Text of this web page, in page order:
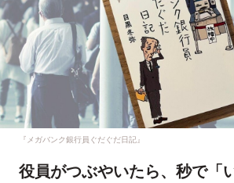
『メガバンク銀行員ぐだぐだ日記』
役員がつぶやいたら、秒で「